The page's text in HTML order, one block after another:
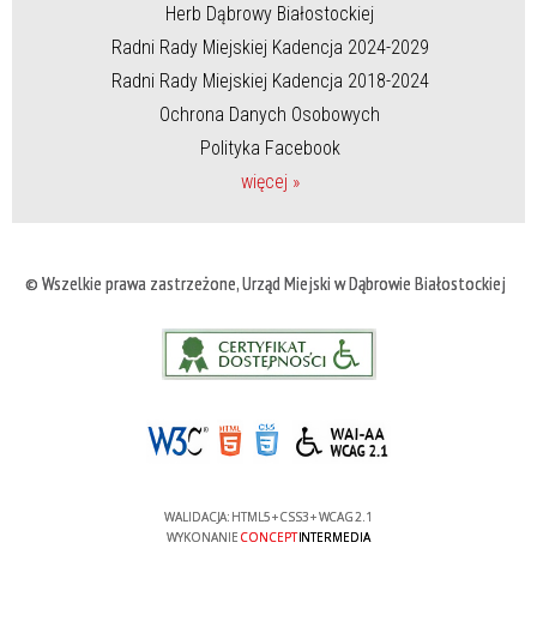
Herb Dąbrowy Białostockiej
Radni Rady Miejskiej Kadencja 2024-2029
Radni Rady Miejskiej Kadencja 2018-2024
Ochrona Danych Osobowych
Polityka Facebook
więcej »
© Wszelkie prawa zastrzeżone, Urząd Miejski w Dąbrowie Białostockiej
WALIDACJA: HTML5+CSS3+WCAG 2.1
WYKONANIE CONCEPTINTERMEDIA